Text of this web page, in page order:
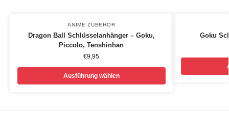
ANIME ZUBEHOR
Dragon Ball Schlüsselanhänger – Goku,
Piccolo, Tenshinhan
€9,95
Ausführung wählen
Goku